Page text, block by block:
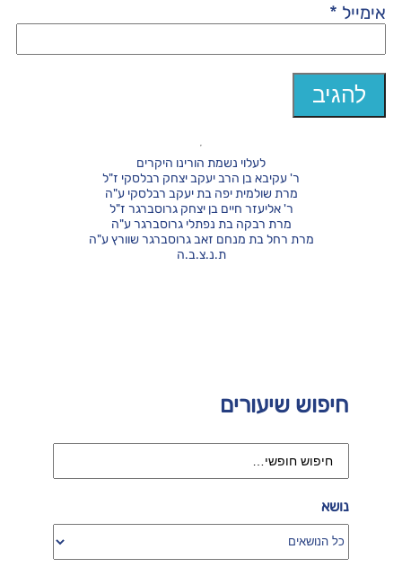
אימייל *
חיפוש שיעורים
נושא
לעלוי נשמת הורינו היקרים
ר' עקיבא בן הרב יעקב יצחק רבלסקי ז"ל
מרת שולמית יפה בת יעקב רבלסקי ע"ה
ר' אליעזר חיים בן יצחק גרוסברגר ז"ל
מרת רבקה בת נפתלי גרוסברגר ע"ה
מרת רחל בת מנחם זאב גרוסברגר שוורץ ע"ה
ת.נ.צ.ב.ה